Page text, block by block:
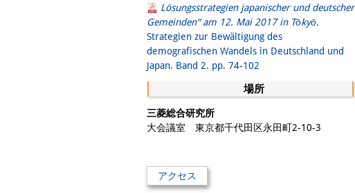
Lösungsstrategien japanischer und deutscher
Gemeinden“ am 12. Mai 2017 in Tōkyō.
Strategien zur Bewältigung des
demografischen Wandels in Deutschland und
Japan. Band 2. pp. 74-102
場所
三菱総合研究所
大会議室 東京都千代田区永田町2-10-3
アクセス